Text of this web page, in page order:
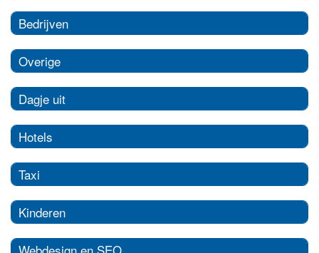
Bedrijven
Overige
Dagje uit
Hotels
Taxi
Kinderen